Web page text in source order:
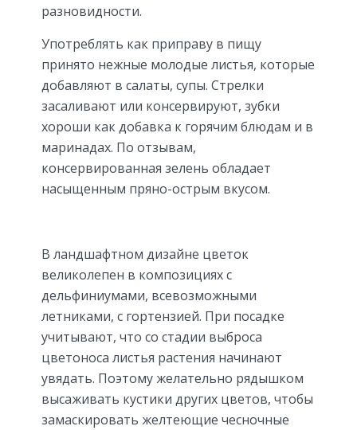
разновидности.
Употреблять как приправу в пищу
принято нежные молодые листья, которые
добавляют в салаты, супы. Стрелки
засаливают или консервируют, зубки
хороши как добавка к горячим блюдам и в
маринадах. По отзывам,
консервированная зелень обладает
насыщенным пряно-острым вкусом.
В ландшафтном дизайне цветок
великолепен в композициях с
дельфиниумами, всевозможными
летниками, с гортензией. При посадке
учитывают, что со стадии выброса
цветоноса листья растения начинают
увядать. Поэтому желательно рядышком
высаживать кустики других цветов, чтобы
замаскировать желтеющие чесночные